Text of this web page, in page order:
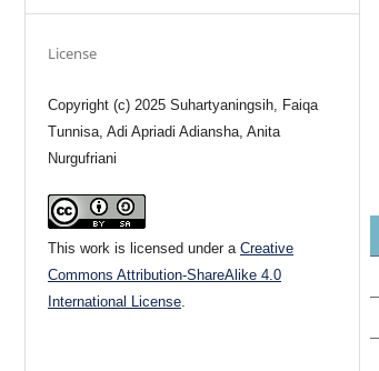
License
Copyright (c) 2025 Suhartyaningsih, Faiqa
Tunnisa, Adi Apriadi Adiansha, Anita
Nurgufriani
This work is licensed under aCreative
Commons Attribution-ShareAlike 4.0
International License